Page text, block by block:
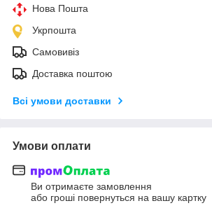
Нова Пошта
Укрпошта
Самовивіз
Доставка поштою
Всі умови доставки
Умови оплати
Ви отримаєте замовлення
або гроші повернуться на вашу картку